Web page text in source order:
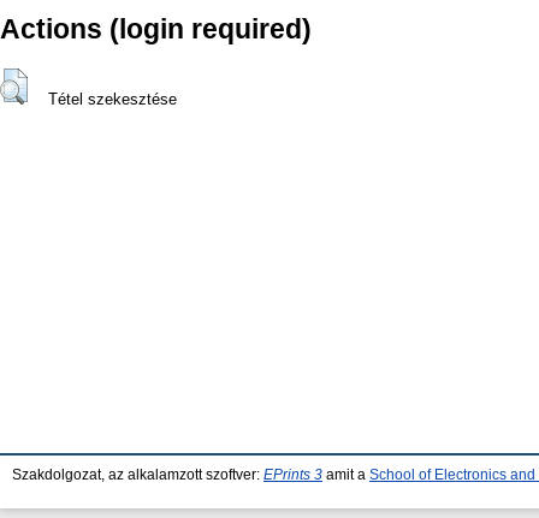
Actions (login required)
Tétel szekesztése
Szakdolgozat, az alkalamzott szoftver: EPrints 3 amit a School of Electronics